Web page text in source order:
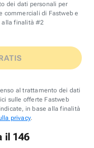
dei dati personali per
commerciali di Fastweb e
alla finalità #2
al trattamento dei dati
sulle offerte Fastweb
in base alla finalità
privacy.
il 146